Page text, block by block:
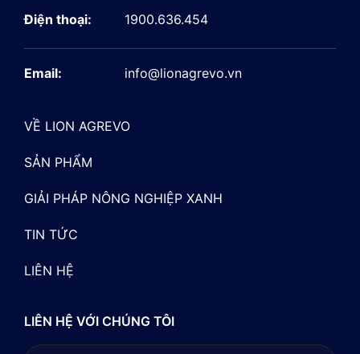
Điện thoại: 1900.636.454
Email: info@lionagrevo.vn
VỀ LION AGREVO
SẢN PHẨM
GIẢI PHÁP NÔNG NGHIỆP XANH
TIN TỨC
LIÊN HỆ
LIÊN HỆ VỚI CHÚNG TÔI